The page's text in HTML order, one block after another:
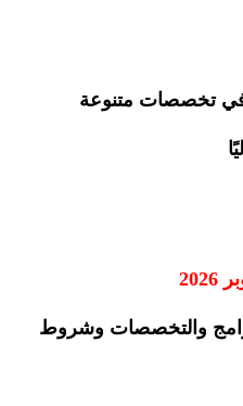
تخصصات متنوعة
والتخصصات وشروط